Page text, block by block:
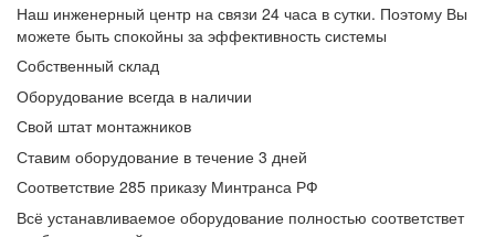
Наш инженерный центр на связи 24 часа в сутки. Поэтому Вы
можете быть спокойны за эффективность системы
Собственный склад
Оборудование всегда в наличии
Свой штат монтажников
Ставим оборудование в течение 3 дней
Соответствие 285 приказу Минтранса РФ
Всё устанавливаемое оборудование полностью соответствет